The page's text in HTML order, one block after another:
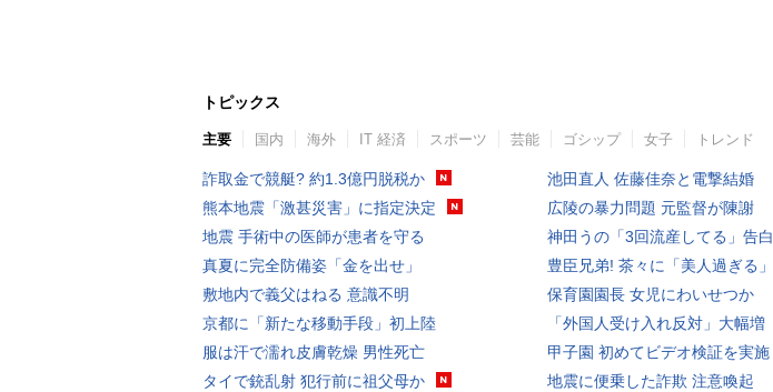
トピックス
主要 国内 海外 IT 経済 スポーツ 芸能 ゴシップ 女子 トレンド
詐取金で競艇? 約1.3億円脱税か
熊本地震「激甚災害」に指定決定
地震 手術中の医師が患者を守る
真夏に完全防備姿「金を出せ」
敷地内で義父はねる 意識不明
京都に「新たな移動手段」初上陸
服は汗で濡れ皮膚乾燥 男性死亡
タイで銃乱射 犯行前に祖父母か
池田直人 佐藤佳奈と電撃結婚
広陵の暴力問題 元監督が陳謝
神田うの「3回流産してる」告白
豊臣兄弟! 茶々に「美人過ぎる」
保育園園長 女児にわいせつか
「外国人受け入れ反対」大幅増
甲子園 初めてビデオ検証を実施
地震に便乗した詐欺 注意喚起